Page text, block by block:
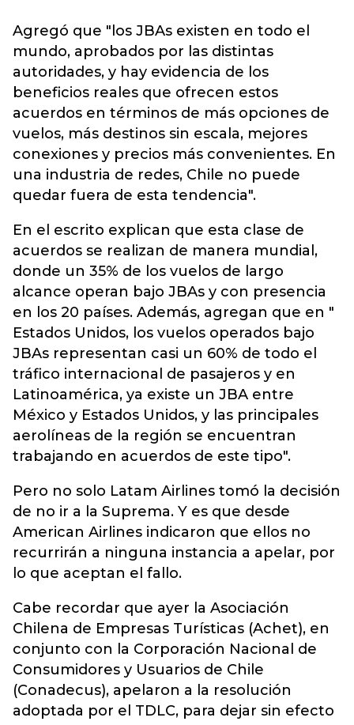
Agregó que "los JBAs existen en todo el
mundo, aprobados por las distintas
autoridades, y hay evidencia de los
beneficios reales que ofrecen estos
acuerdos en términos de más opciones de
vuelos, más destinos sin escala, mejores
conexiones y precios más convenientes. En
una industria de redes, Chile no puede
quedar fuera de esta tendencia".
En el escrito explican que esta clase de
acuerdos se realizan de manera mundial,
donde un 35% de los vuelos de largo
alcance operan bajo JBAs y con presencia
en los 20 países. Además, agregan que en "
Estados Unidos, los vuelos operados bajo
JBAs representan casi un 60% de todo el
tráfico internacional de pasajeros y en
Latinoamérica, ya existe un JBA entre
México y Estados Unidos, y las principales
aerolíneas de la región se encuentran
trabajando en acuerdos de este tipo".
Pero no solo Latam Airlines tomó la decisión
de no ir a la Suprema. Y es que desde
American Airlines indicaron que ellos no
recurrirán a ninguna instancia a apelar, por
lo que aceptan el fallo.
Cabe recordar que ayer la Asociación
Chilena de Empresas Turísticas (Achet), en
conjunto con la Corporación Nacional de
Consumidores y Usuarios de Chile
(Conadecus), apelaron a la resolución
adoptada por el TDLC, para dejar sin efecto